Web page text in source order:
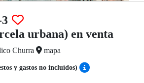
urbana) en venta
Churra mapa
y gastos no incluídos)